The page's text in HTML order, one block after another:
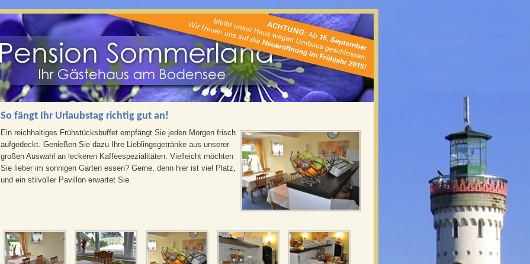
So fängt Ihr Urlaubstag richtig gut an!
Ein reichhaltiges Frühstücksbuffet empfängt Sie jeden Morgen frisch
aufgedeckt. Genießen Sie dazu Ihre Lieblingsgetränke aus unserer
großen Auswahl an leckeren Kaffeespezialitäten. Vielleicht möchten
Sie lieber im sonnigen Garten essen? Gerne, denn hier ist viel Platz,
und ein stilvoller Pavillon erwartet Sie.